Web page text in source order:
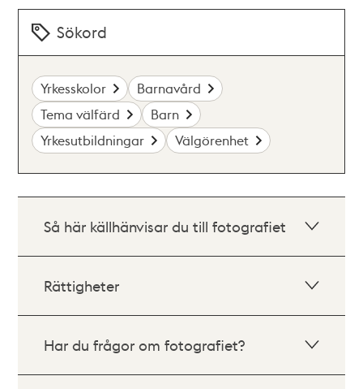
Sökord
Yrkesskolor
Barnavård
Tema välfärd
Barn
Yrkesutbildningar
Välgörenhet
Så här källhänvisar du till fotografiet
Rättigheter
Har du frågor om fotografiet?